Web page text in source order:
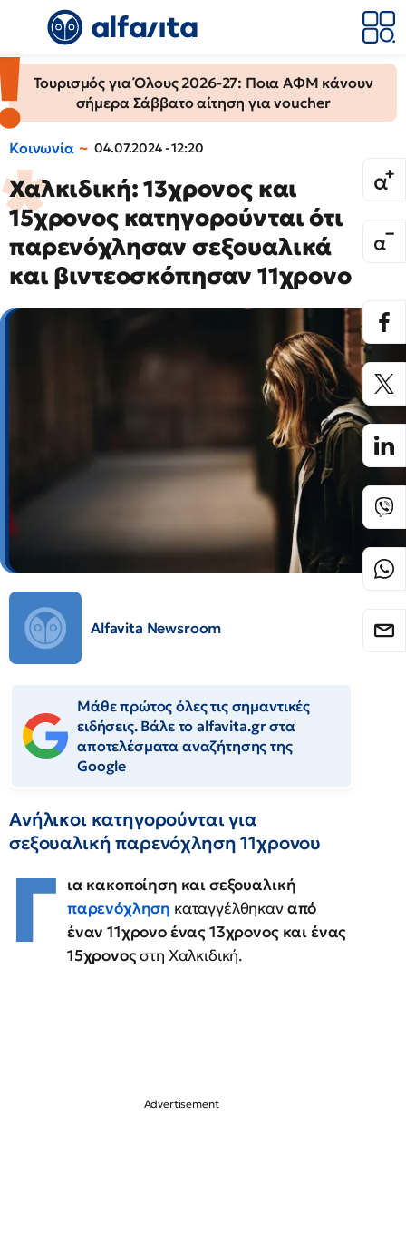
Τουρισμός για Όλους 2026-27: Ποια ΑΦΜ κάνουν
σήμερα Σάββατο αίτηση για voucher
Κοινωνία 04.07.2024 - 12:20
Χαλκιδική: 13χρονος και
15χρονος κατηγορούνται ότι
παρενόχλησαν σεξουαλικά
και βιντεοσκόπησαν 11χρονο
Alfavita Newsroom
Μάθε πρώτος όλες τις σημαντικές
ειδήσεις. Βάλε το alfavita.gr στα
αποτελέσματα αναζήτησης της
Google
Ανήλικοι κατηγορούνται για
σεξουαλική παρενόχληση 11χρονου
Γ ια κακοποίηση και σεξουαλική
παρενόχληση καταγγέλθηκαναπό
έναν 11χρονο ένας 13χρονος και ένας
15χρονοςστη Χαλκιδική.